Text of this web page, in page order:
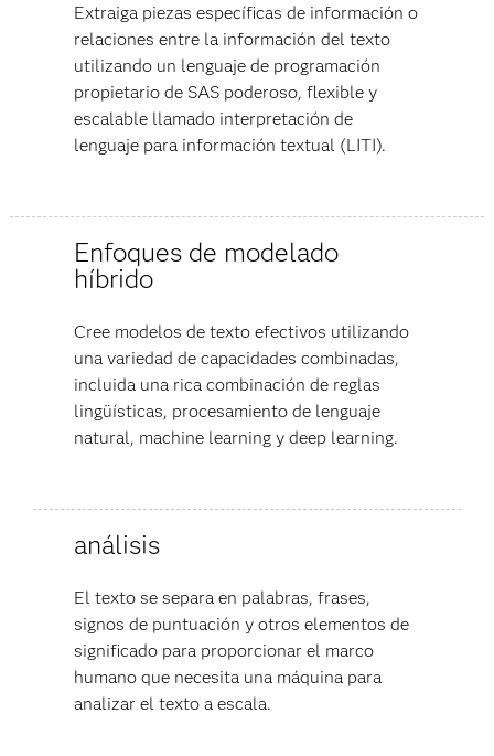
Extraiga piezas específicas de información o
relaciones entre la información del texto
utilizando un lenguaje de programación
propietario de SAS poderoso, flexible y
escalable llamado interpretación de
lenguaje para información textual (LITI).
Enfoques de modelado
híbrido
Cree modelos de texto efectivos utilizando
una variedad de capacidades combinadas,
incluida una rica combinación de reglas
lingüísticas, procesamiento de lenguaje
natural, machine learning y deep learning.
análisis
El texto se separa en palabras, frases,
signos de puntuación y otros elementos de
significado para proporcionar el marco
humano que necesita una máquina para
analizar el texto a escala.